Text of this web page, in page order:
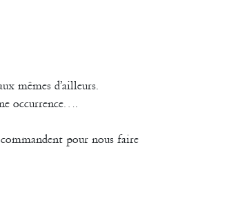
mêmes d’ailleurs.
occurrence….
pour nous faire